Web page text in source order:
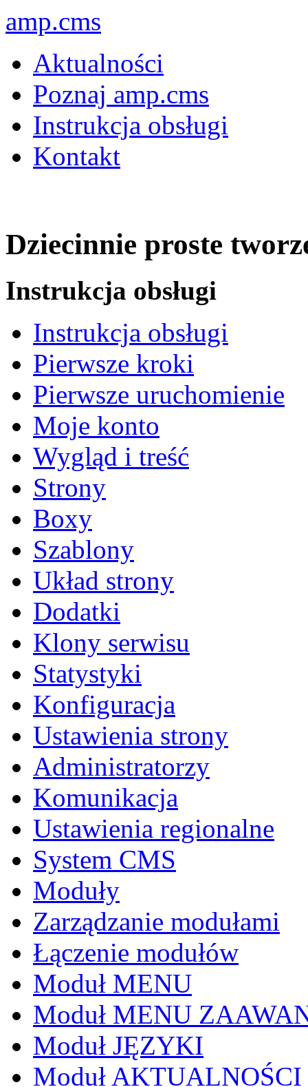
amp.cms
Aktualności
Poznaj amp.cms
Instrukcja obsługi
Kontakt
Dziecinnie proste
Instrukcja obsługi
Instrukcja obsługi
Pierwsze kroki
Pierwsze uruchomienie
Moje konto
Wygląd i treść
Strony
Boxy
Szablony
Układ strony
Dodatki
Klony serwisu
Statystyki
Konfiguracja
Ustawienia strony
Administratorzy
Komunikacja
Ustawienia regionalne
System CMS
Moduły
Zarządzanie modułami
Łączenie modułów
Moduł MENU
Moduł MENU
Moduł JĘZYKI
Moduł AKTUALNOŚCI